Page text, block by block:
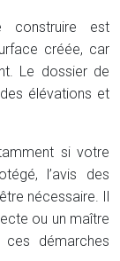
construire est
créée, car
Le dossier de
élévations et
si votre
l’avis des
nécessaire. Il
ou un maître
démarches